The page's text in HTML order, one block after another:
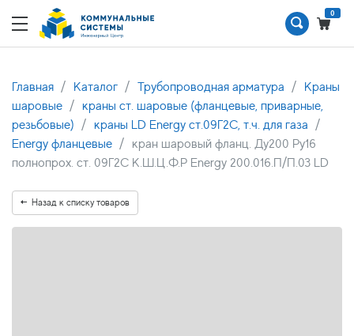
0
Главная Каталог Трубопроводная арматура
Краны
шаровые
краны ст. шаровые (фланцевые, приварные,
резьбовые)
краны LD Energy ст.09Г2С, т.ч. для газа
Energy фланцевые
кран шаровый фланц. Ду200 Ру16
полнопрох. ст. 09Г2С К.Ш.Ц.Ф.Р Energy 200.016.П/П.03 LD
Назад к списку товаров